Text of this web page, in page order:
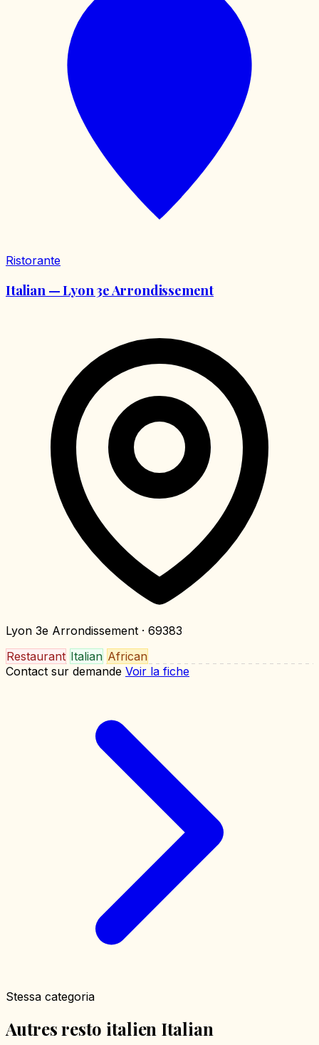
Ristorante
Italian — Lyon 3e Arrondissement
Lyon 3e Arrondissement · 69383
Restaurant Italian African
Contact sur demande Voir la fiche
Stessa categoria
Autres resto italien Italian